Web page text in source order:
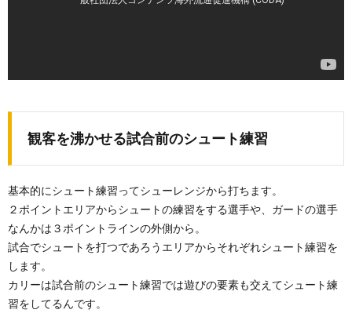
観客を沸かせる試合前のシュート練習
基本的にシュート練習ってシューレンジから打ちます。
２ポイントエリアからシュートの練習をする選手や、ガードの選手
なんかは３ポイントラインの外側から。
試合でシュートを打つであろうエリアからそれぞれシュート練習を
します。
カリーは試合前のシュート練習では遊びの要素も交えてシュート練
習をしてるんです。